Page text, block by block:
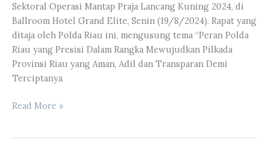
Sektoral Operasi Mantap Praja Lancang Kuning 2024, di
Ballroom Hotel Grand Elite, Senin (19/8/2024). Rapat yang
ditaja oleh Polda Riau ini, mengusung tema “Peran Polda
Riau yang Presisi Dalam Rangka Mewujudkan Pilkada
Provinsi Riau yang Aman, Adil dan Transparan Demi
Terciptanya
Agung
Read More »